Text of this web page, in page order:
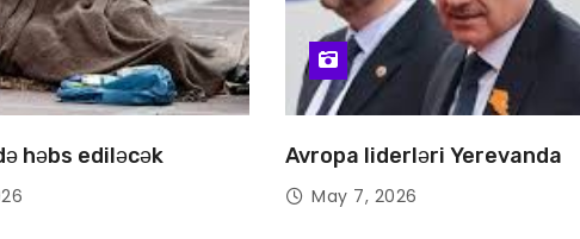
həbs ediləcək Avropa liderləri Yerevanda
May 7, 2026